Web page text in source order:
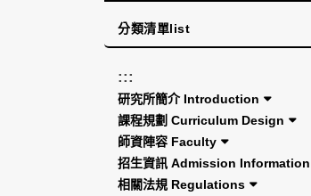
分類清單list
:::
研究所簡介 Introduction
課程規劃 Curriculum Design
師資陣容 Faculty
招生資訊 Admission Information
相關法規 Regulations